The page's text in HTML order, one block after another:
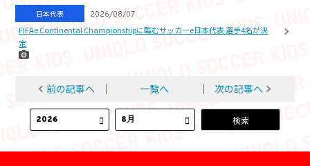
日本代表 2026/08/07
FIFAe Continental Championshipに臨むサッカーe日本代表 選手4名が決
定
前の記事へ │ 一覧へ │ 次の記事へ